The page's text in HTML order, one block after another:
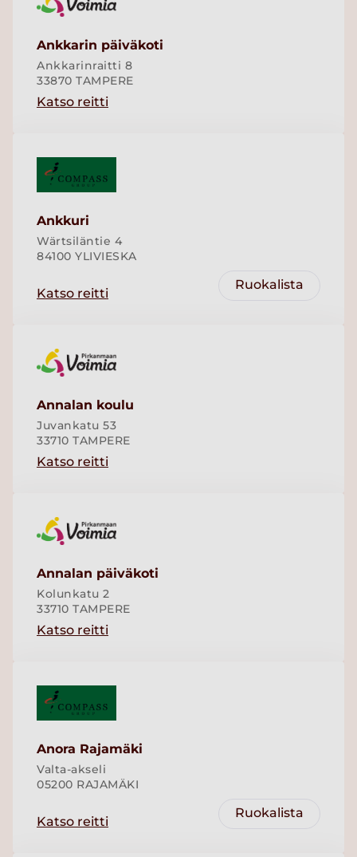
Ankkarin päiväkoti
Ankkarinraitti 8
33870 TAMPERE
Katso reitti
Ankkuri
Wärtsiläntie 4
84100 YLIVIESKA
Katso reitti
Ruokalista
Annalan koulu
Juvankatu 53
33710 TAMPERE
Katso reitti
Annalan päiväkoti
Kolunkatu 2
33710 TAMPERE
Katso reitti
Anora Rajamäki
Valta-akseli
05200 RAJAMÄKI
Katso reitti
Ruokalista